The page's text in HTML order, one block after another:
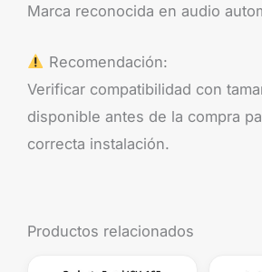
Marca reconocida en audio
Recomendación:
Verificar compatibilidad con
disponible antes de la compra
correcta instalación.
Productos relacionados